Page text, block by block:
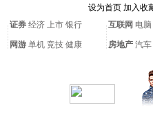
设为首页 加入收
证券 经济 上市 银行 互联网 电脑
网游 单机 竞技 健康 房地产 汽车